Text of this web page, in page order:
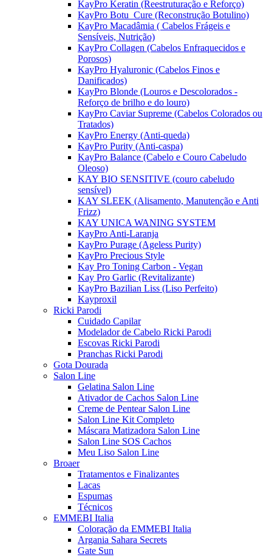
KayPro Keratin (Reestruturação e Reforço)
KayPro Botu_Cure (Reconstrução Botulino)
KayPro Macadâmia ( Cabelos Frágeis e
Sensíveis, Nutrição)
KayPro Collagen (Cabelos Enfraquecidos e
Porosos)
KayPro Hyaluronic (Cabelos Finos e
Danificados)
KayPro Blonde (Louros e Descolorados -
Reforço de brilho e do louro)
KayPro Caviar Supreme (Cabelos Colorados ou
Tratados)
KayPro Energy (Anti-queda)
KayPro Purity (Anti-caspa)
KayPro Balance (Cabelo e Couro Cabeludo
Oleoso)
KAY BIO SENSITIVE (couro cabeludo
sensível)
KAY SLEEK (Alisamento, Manutenção e Anti
Frizz)
KAY UNICA WANING SYSTEM
KayPro Anti-Laranja
KayPro Purage (Ageless Purity)
KayPro Precious Style
Kay Pro Toning Carbon - Vegan
Kay Pro Garlic (Revitalizante)
KayPro Bazilian Liss (Liso Perfeito)
Kayproxil
Ricki Parodi
Cuidado Capilar
Modelador de Cabelo Ricki Parodi
Escovas Ricki Parodi
Pranchas Ricki Parodi
Gota Dourada
Salon Line
Gelatina Salon Line
Ativador de Cachos Salon Line
Creme de Pentear Salon Line
Salon Line Kit Completo
Máscara Matizadora Salon Line
Salon Line SOS Cachos
Meu Liso Salon Line
Broaer
Tratamentos e Finalizantes
Lacas
Espumas
Técnicos
EMMEBI Italia
Coloração da EMMEBI Italia
Argania Sahara Secrets
Gate Sun